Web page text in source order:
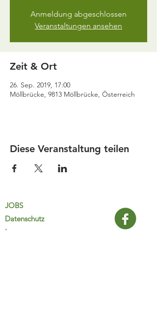
Anmeldung abgeschlossen
Veranstaltungen ansehen
Zeit & Ort
26. Sep. 2019, 17:00
Möllbrücke, 9813 Möllbrücke, Österreich
Diese Veranstaltung teilen
JOBS
Datenschutz
Impressum